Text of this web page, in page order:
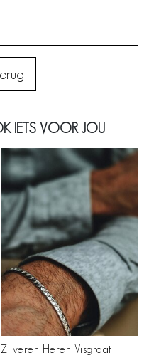
IETS VOOR JOU
Zilveren Heren Visgraat